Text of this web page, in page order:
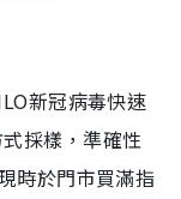
新冠病毒快速
採樣，準確性
時於門市買滿指